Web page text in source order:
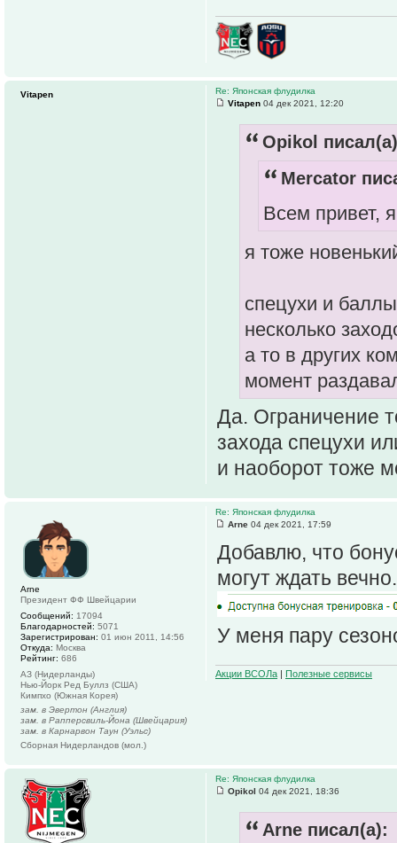
Re: Японская флудилка
Vitapen 04 дек 2021, 12:20
Opikol
Mercator
Всем привет,
я тоже
спецухи и
несколько
а то в других
момент
Да. Ограничение
захода спецухи
и наоборот тоже
Vitapen
Re: Японская флудилка
Arne 04 дек 2021, 17:59
Добавлю, что
могут ждать вечно.
У меня пару
Акции ВСОЛа Полезные сервисы
Arne
Президент ФФ Швейцарии
Сообщений: 17094
Благодарностей: 5071
Зарегистрирован: 01 июн 2011, 14:56
Откуда: Москва
Рейтинг: 686
АЗ (Нидерланды)
Нью-Йорк Ред Буллз (США)
Кимпхо (Южная Корея)
зам. в Эвертон (Англия)
зам. в Рапперсвиль-Йона (Швейцария)
зам. в Карнарвон Таун (Уэльс)
Сборная Нидерландов (мол.)
Re: Японская флудилка
Opikol 04 дек 2021, 18:36
Arne писал(а):